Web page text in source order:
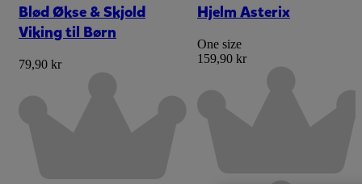
Blød Økse & Skjold
Viking til Børn
79,90 kr
Hjelm Asterix
One size
159,90 kr